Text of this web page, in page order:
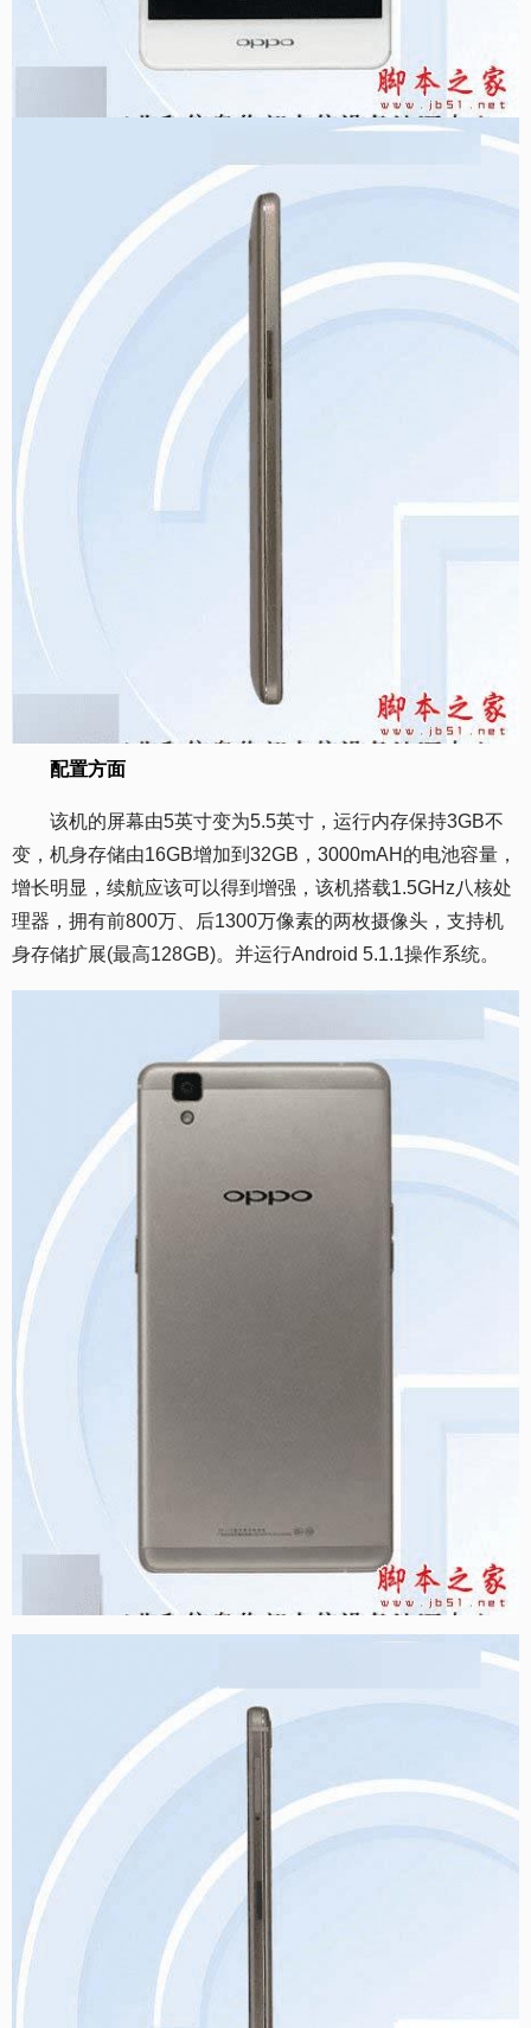
配置方面
该机的屏幕由5英寸变为5.5英寸，运行内存保持3GB不
变，机身存储由16GB增加到32GB，3000mAH的电池容量，
增长明显，续航应该可以得到增强，该机搭载1.5GHz八核处
理器，拥有前800万、后1300万像素的两枚摄像头，支持机
身存储扩展(最高128GB)。并运行Android 5.1.1操作系统。